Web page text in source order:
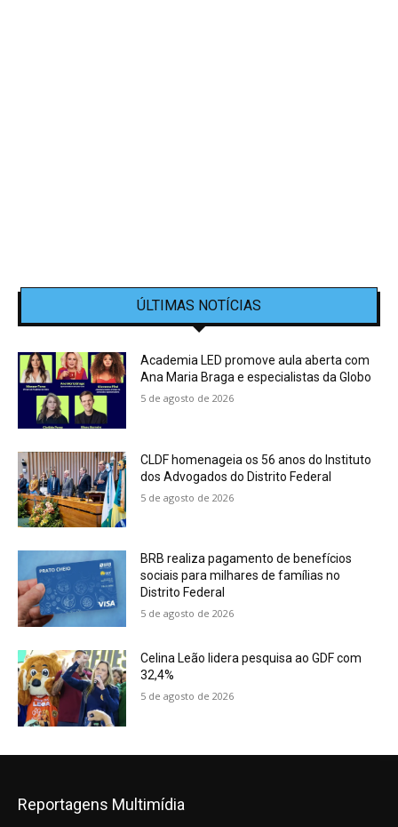
ÚLTIMAS NOTÍCIAS
Academia LED promove aula aberta com
Ana Maria Braga e especialistas da Globo
5 de agosto de 2026
CLDF homenageia os 56 anos do Instituto
dos Advogados do Distrito Federal
5 de agosto de 2026
BRB realiza pagamento de benefícios
sociais para milhares de famílias no
Distrito Federal
5 de agosto de 2026
Celina Leão lidera pesquisa ao GDF com
32,4%
5 de agosto de 2026
Reportagens Multimídia